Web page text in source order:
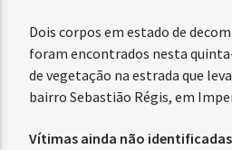
Dois corpos em estado de
foram encontrados nesta
de vegetação na estrada que
bairro Sebastião Régis, em
Vítimas ainda não identificadas